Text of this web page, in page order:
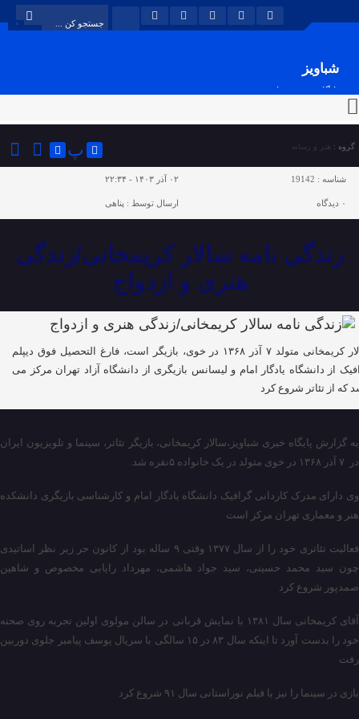
شباویز
پایگاه خبری شباویز
گروه : هنر و رسانه پ
شناسه : 19142 ۰۲ آذر ۱۴۰۳ - ۲۲:۳۴
۰ دیدگاه ارسال توسط : پناهی
زندگی نامه سالار کریمخانی/زندگی
هنری و ازدواج
سالار کریمخانی متولد ۷ آذر ۱۳۶۸ در خوی، بازیگر است، فارغ التحصیل فوق دیپلم
از دانشگاه یادگار امام و لیسانس بازیگری از دانشگاه آزاد تهران مرکز می
که از تئاتر شروع کرد
به گزارش پایگاه خبری شباویز،سالار کریمخانی، بازیگر تئاتر، سینما و تلویزیون ایران
در ۷ آذر ۱۳۶۸ در خوی متولد در یک خانواده ۵نفره شد.
وی دارای مدرک کاردانی گرافیک دانشگاه یادگار امام و کارشناسی بازیگری دانشکده
هنر و معماری تهران مرکز است
فعالیت تئاتری خود را از سال ۱۳۷۷ وقتی ۹ ساله بود از کانون حر زیر نظر اساتیدی
چون سید محمد حسینی، سید جواد هاشمی، مهرداد رایابی مخصوص و شاهین
صمدپور شروع کرد
آقای کریمخانی سال ۱۳۸۱ با نمایش قربانی در سالن مولوی اولین تجربه روی صحنه
خود را بدست آورد تا اینکه سال ۸۳ در ۱۵ سالگی با سریال یوسف پیامبر جلوی دوربین
رفت
بازی در سینما را نیز با فیلم نوراستانی سال ۹۱ شروع کرد